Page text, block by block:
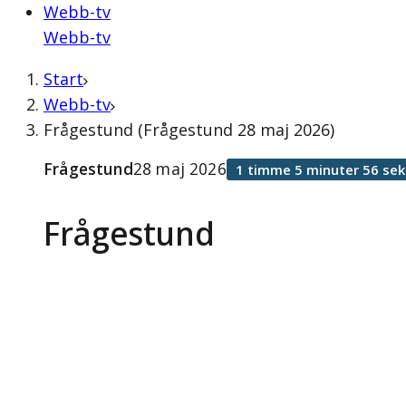
Webb-tv
Webb-tv
Start
Webb-tv
Frågestund (Frågestund 28 maj 2026)
Frågestund
Frågestund28 maj 2026 1 timme 5 minuter 56